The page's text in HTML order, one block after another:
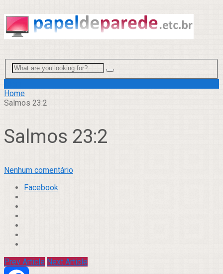
Home
Salmos 23:2
Salmos 23:2
Nenhum comentário
Facebook
Prev Article Next Article